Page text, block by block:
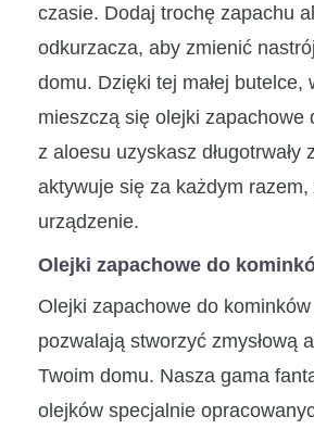
czasie. Dodaj trochę zapachu
odkurzacza, aby zmienić
domu. Dzięki tej małej butelce,
mieszczą się olejki zapachowe
z aloesu uzyskasz długotrwały
aktywuje się za każdym razem,
urządzenie.
Olejki zapachowe do
Olejki zapachowe do
pozwalają stworzyć zmysłową
Twoim domu. Nasza gama
olejków specjalnie